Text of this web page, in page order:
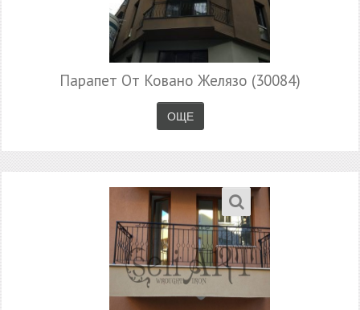
Парапет От Ковано Желязо (30084)
ОЩЕ